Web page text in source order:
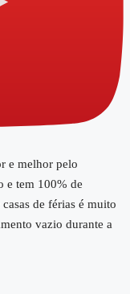
e melhor pelo
e tem 100% de
de férias é muito
vazio durante a